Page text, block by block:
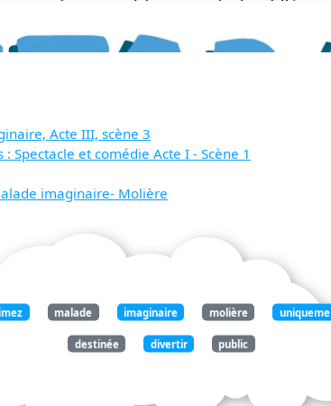
Acte III, scène 3
et comédie Acte I - Scène 1
imaginaire- Molière
malade imaginaire molière
destinée divertir public